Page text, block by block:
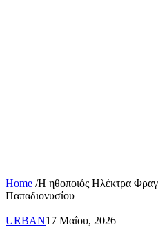
Home /Η ηθοποιός Ηλέκτρα
Παπαδιονυσίου
URBAN17 Μαΐου, 2026